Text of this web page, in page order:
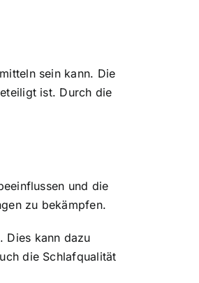
sein kann. Die
ist. Durch die
und die
zu bekämpfen.
Dies kann dazu
die Schlafqualität